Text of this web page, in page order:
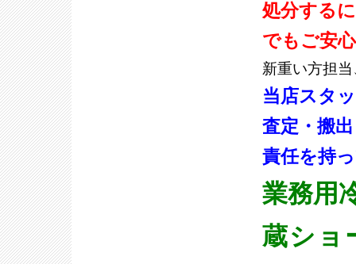
処分する
でもご安
新重い方担
当店スタ
査定・搬
責任を持
業務用
蔵ショ